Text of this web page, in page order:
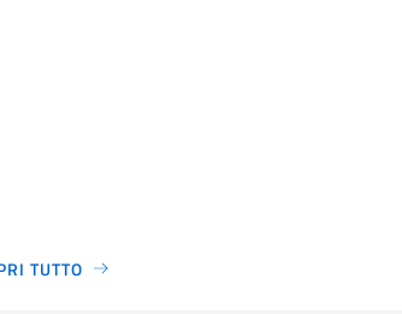
TUTTO